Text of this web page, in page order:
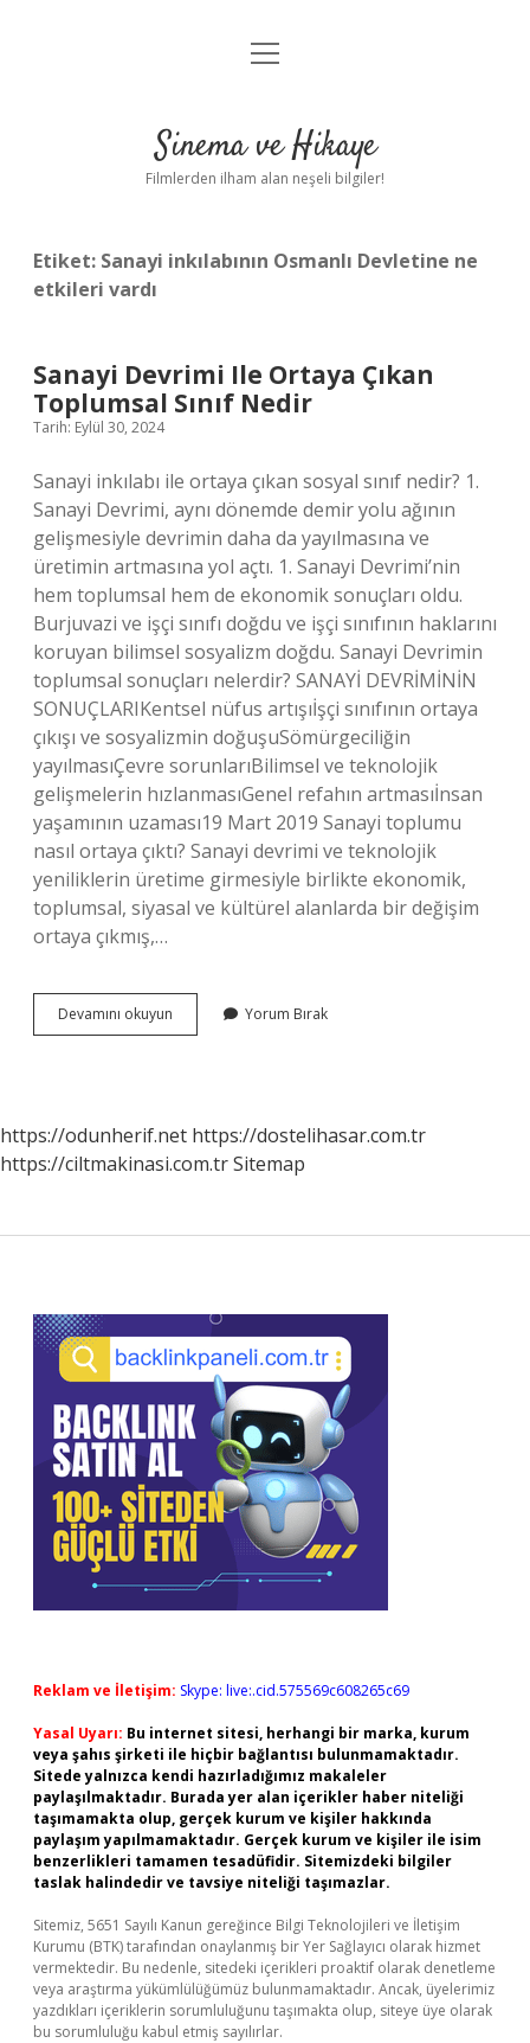
Gizlilik Politikası
Yasal Uyarı
menüyü
Sinema ve Hikaye
Filmlerden ilham alan neşeli bilgiler!
Etiket: Sanayi inkılabının Osmanlı Devletine ne
etkileri vardı
Sanayi Devrimi Ile Ortaya Çıkan
Toplumsal Sınıf Nedir
Tarih: Eylül 30, 2024
Sanayi inkılabı ile ortaya çıkan sosyal sınıf nedir? 1.
Sanayi Devrimi, aynı dönemde demir yolu ağının
gelişmesiyle devrimin daha da yayılmasına ve
üretimin artmasına yol açtı. 1. Sanayi Devrimi’nin
hem toplumsal hem de ekonomik sonuçları oldu.
Burjuvazi ve işçi sınıfı doğdu ve işçi sınıfının haklarını
koruyan bilimsel sosyalizm doğdu. Sanayi Devrimin
toplumsal sonuçları nelerdir? SANAYİ DEVRİMİNİN
SONUÇLARIKentsel nüfus artışıİşçi sınıfının ortaya
çıkışı ve sosyalizmin doğuşuSömürgeciliğin
yayılmasıÇevre sorunlarıBilimsel ve teknolojik
gelişmelerin hızlanmasıGenel refahın artmasıİnsan
yaşamının uzaması19 Mart 2019 Sanayi toplumu
nasıl ortaya çıktı? Sanayi devrimi ve teknolojik
yeniliklerin üretime girmesiyle birlikte ekonomik,
toplumsal, siyasal ve kültürel alanlarda bir değişim
ortaya çıkmış,…
Devamını okuyun
Devrimi
Sınıf
Nedir
Yorum Bırak
https://odunherif.net https://dostelihasar.com.tr
https://ciltmakinasi.com.trSitemap
Sidebar
Reklam ve İletişim: Skype: live:.cid.575569c608265c69
Yasal Uyarı: Bu internet sitesi, herhangi bir marka, kurum
veya şahıs şirketi ile hiçbir bağlantısı bulunmamaktadır.
Sitede yalnızca kendi hazırladığımız makaleler
paylaşılmaktadır. Burada yer alan içerikler haber niteliği
taşımamakta olup, gerçek kurum ve kişiler hakkında
paylaşım yapılmamaktadır. Gerçek kurum ve kişiler ile isim
benzerlikleri tamamen tesadüfidir. Sitemizdeki bilgiler
taslak halindedir ve tavsiye niteliği taşımazlar.
Sitemiz, 5651 Sayılı Kanun gereğince Bilgi Teknolojileri ve İletişim
Kurumu (BTK) tarafından onaylanmış bir Yer Sağlayıcı olarak hizmet
vermektedir. Bu nedenle, sitedeki içerikleri proaktif olarak denetleme
veya araştırma yükümlülüğümüz bulunmamaktadır. Ancak, üyelerimiz
yazdıkları içeriklerin sorumluluğunu taşımakta olup, siteye üye olarak
bu sorumluluğu kabul etmiş sayılırlar.